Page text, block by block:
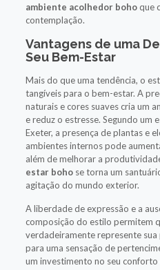
ambiente acolhedor bohoque
contemplação.
Vantagens de uma
Seu Bem-Estar
Mais do que uma tendência, o
tangíveis para o bem-estar. A
naturais e cores suaves cria um
e reduz o estresse. Segundo um
Exeter, a presença de plantas e
ambientes internos pode
além de melhorar a
estar bohose torna um
agitação do mundo exterior.
A liberdade de expressão e a
composição do estilo permitem
verdadeiramente represente
para uma sensação de
um investimento no seu conforto